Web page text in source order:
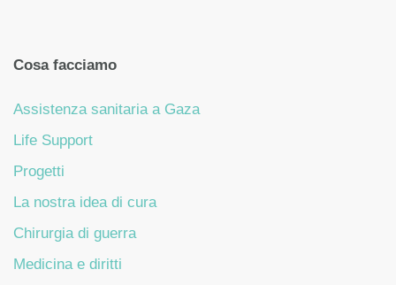
Cosa facciamo
Assistenza sanitaria a Gaza
Life Support
Progetti
La nostra idea di cura
Chirurgia di guerra
Medicina e diritti